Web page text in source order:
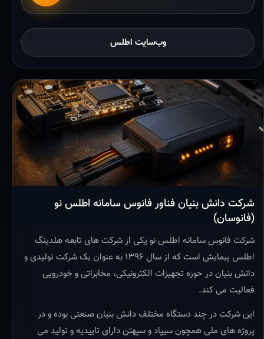
وب‌سایت اطلس
شرکت دانش بنیان فناور فانوس سامانه اطلس نو
(فانوسان)
شرکت فانوس سامانه اطلس نو یکی از شرکت های تابعه هلدینگ
اطلس پیمایش است که از سال ۱۳۹۶ به عنوان یک شرکت تولیدی و
دانش بنیان در حوزه تجهیزات الکترونیکی، مخابراتی و خودرویی
فعالیت می کند.
این شرکت در چند دستگاه مختلف دانش بنیان صنعتی بوده و در
پروژه های ملی همچون سیپاد و سپهتن دارای تاییدیه و تولید می